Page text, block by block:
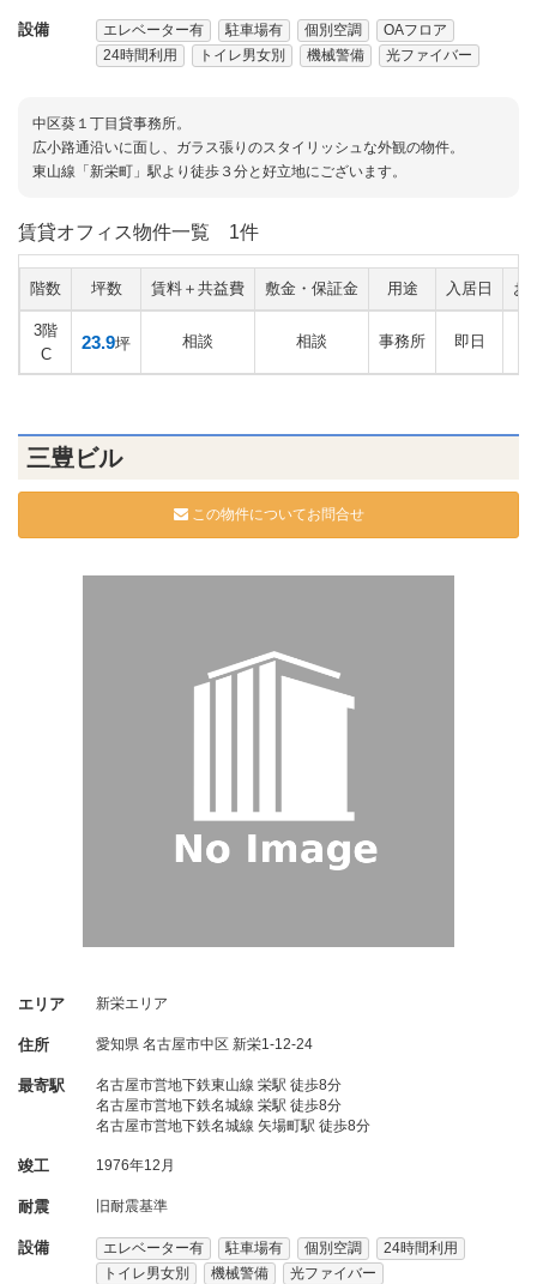
設備 エレベーター有 駐車場有 個別空調
OAフロア
24時間利用
トイレ男女別 機械警備 光ファイバー
中区葵１丁目貸事務所。
広小路通沿いに面し、ガラス張りのスタイリッシュな外観の物件。
東山線「新栄町」駅より徒歩３分と好立地にございます。
賃貸オフィス物件一覧 1件
階数 坪数 賃料＋共益費 敷金・保証金 用途 入居日 お
3階
C
23.9坪 相談 相談 事務所 即日
三豊ビル
この物件についてお問合せ
エリア 新栄エリア
住所 愛知県 名古屋市中区 新栄1-12-24
最寄駅
名古屋市営地下鉄東山線 栄駅 徒歩8分
名古屋市営地下鉄名城線 栄駅 徒歩8分
名古屋市営地下鉄名城線 矢場町駅 徒歩8分
竣工 1976年12月
耐震 旧耐震基準
設備 エレベーター有 駐車場有 個別空調
24時間利用
トイレ男女別
機械警備 光ファイバー